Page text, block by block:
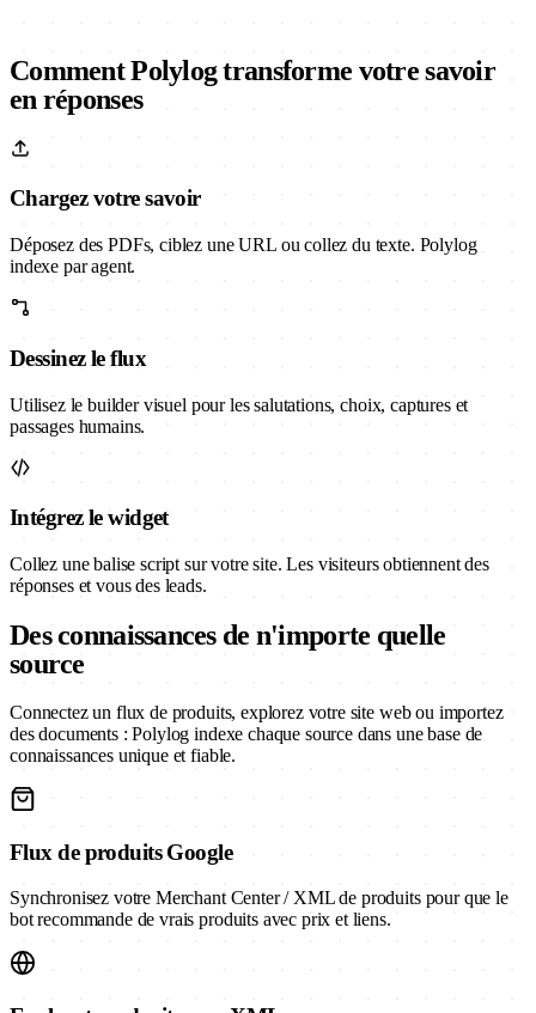
Comment Polylog transforme votre savoir
en réponses
Chargez votre savoir
Déposez des PDFs, ciblez une URL ou collez du texte. Polylog
indexe par agent.
Dessinez le flux
Utilisez le builder visuel pour les salutations, choix, captures et
passages humains.
Intégrez le widget
Collez une balise script sur votre site. Les visiteurs obtiennent des
réponses et vous des leads.
Des connaissances de n'importe quelle
source
Connectez un flux de produits, explorez votre site web ou importez
des documents : Polylog indexe chaque source dans une base de
connaissances unique et fiable.
Flux de produits Google
Synchronisez votre Merchant Center / XML de produits pour que le
bot recommande de vrais produits avec prix et liens.